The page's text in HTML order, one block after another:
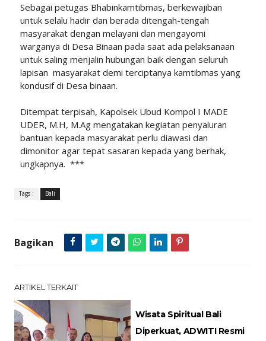
Sebagai petugas Bhabinkamtibmas, berkewajiban
untuk selalu hadir dan berada ditengah-tengah
masyarakat dengan melayani dan mengayomi
warganya di Desa Binaan pada saat ada pelaksanaan
untuk saling menjalin hubungan baik dengan seluruh
lapisan masyarakat demi terciptanya kamtibmas yang
kondusif di Desa binaan.
Ditempat terpisah, Kapolsek Ubud Kompol I MADE
UDER, M.H, M.Ag mengatakan kegiatan penyaluran
bantuan kepada masyarakat perlu diawasi dan
dimonitor agar tepat sasaran kepada yang berhak,
ungkapnya. ***
Tags : Bali
Bagikan
ARTIKEL TERKAIT
Wisata Spiritual Bali
Diperkuat, ADWITI Resmi